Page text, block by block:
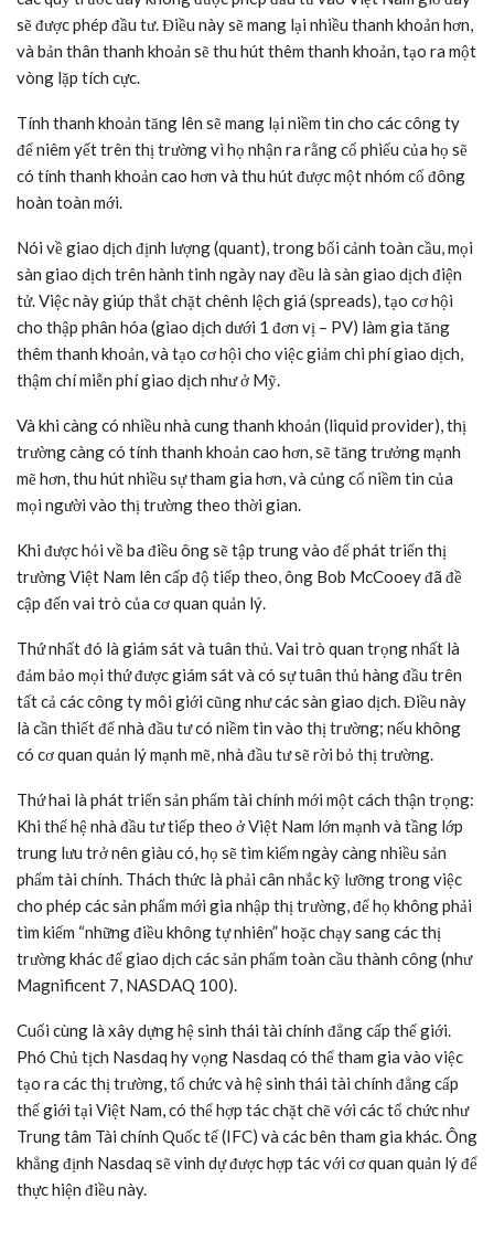
sẽ được phép đầu tư. Điều này sẽ mang lại nhiều thanh khoản hơn,
và bản thân thanh khoản sẽ thu hút thêm thanh khoản, tạo ra một
vòng lặp tích cực.
Tính thanh khoản tăng lên sẽ mang lại niềm tin cho các công ty
để niêm yết trên thị trường vì họ nhận ra rằng cổ phiếu của họ sẽ
có tính thanh khoản cao hơn và thu hút được một nhóm cổ đông
hoàn toàn mới.
Nói về giao dịch định lượng (quant), trong bối cảnh toàn cầu, mọi
sàn giao dịch trên hành tinh ngày nay đều là sàn giao dịch điện
tử. Việc này giúp thắt chặt chênh lệch giá (spreads), tạo cơ hội
cho thập phân hóa (giao dịch dưới 1 đơn vị – PV) làm gia tăng
thêm thanh khoản, và tạo cơ hội cho việc giảm chi phí giao dịch,
thậm chí miễn phí giao dịch như ở Mỹ.
Và khi càng có nhiều nhà cung thanh khoản (liquid provider), thị
trường càng có tính thanh khoản cao hơn, sẽ tăng trưởng mạnh
mẽ hơn, thu hút nhiều sự tham gia hơn, và củng cố niềm tin của
mọi người vào thị trường theo thời gian.
Khi được hỏi về ba điều ông sẽ tập trung vào để phát triển thị
trường Việt Nam lên cấp độ tiếp theo, ông Bob McCooey đã đề
cập đến vai trò của cơ quan quản lý.
Thứ nhất đó là giám sát và tuân thủ. Vai trò quan trọng nhất là
đảm bảo mọi thứ được giám sát và có sự tuân thủ hàng đầu trên
tất cả các công ty môi giới cũng như các sàn giao dịch. Điều này
là cần thiết để nhà đầu tư có niềm tin vào thị trường; nếu không
có cơ quan quản lý mạnh mẽ, nhà đầu tư sẽ rời bỏ thị trường.
Thứ hai là phát triển sản phẩm tài chính mới một cách thận trọng:
Khi thế hệ nhà đầu tư tiếp theo ở Việt Nam lớn mạnh và tầng lớp
trung lưu trở nên giàu có, họ sẽ tìm kiếm ngày càng nhiều sản
phẩm tài chính. Thách thức là phải cân nhắc kỹ lưỡng trong việc
cho phép các sản phẩm mới gia nhập thị trường, để họ không phải
tìm kiếm “những điều không tự nhiên” hoặc chạy sang các thị
trường khác để giao dịch các sản phẩm toàn cầu thành công (như
Magnificent 7, NASDAQ 100).
Cuối cùng là xây dựng hệ sinh thái tài chính đẳng cấp thế giới.
Phó Chủ tịch Nasdaq hy vọng Nasdaq có thể tham gia vào việc
tạo ra các thị trường, tổ chức và hệ sinh thái tài chính đẳng cấp
thế giới tại Việt Nam, có thể hợp tác chặt chẽ với các tổ chức như
Trung tâm Tài chính Quốc tế (IFC) và các bên tham gia khác. Ông
khẳng định Nasdaq sẽ vinh dự được hợp tác với cơ quan quản lý để
thực hiện điều này.